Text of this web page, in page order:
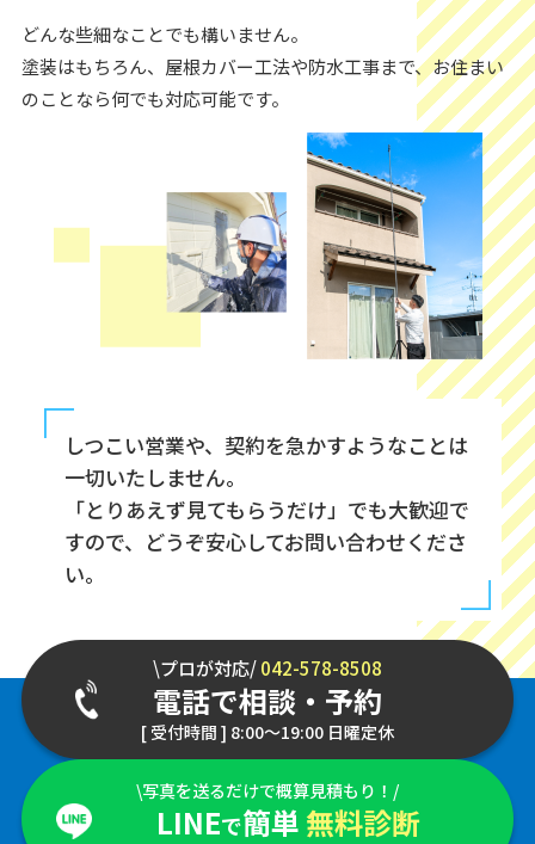
どんな些細なことでも構いません。
塗装はもちろん、屋根カバー工法や防水工事まで、お住まい
のことなら何でも対応可能です。
しつこい営業や、契約を急かすようなことは
一切いたしません。
「とりあえず見てもらうだけ」でも大歓迎で
すので、どうぞ安心してお問い合わせくださ
い。
\プロが対応/042-578-8508
電話で相談・予約
[ 受付時間 ] 8:00～19:00 日曜定休
\写真を送るだけで概算見積もり！/
LINEで簡単 無料診断